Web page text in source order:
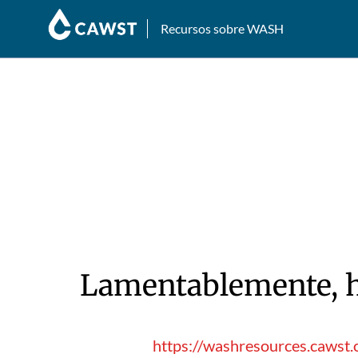
Recursos sobre WASH
Lamentablemente,
https://